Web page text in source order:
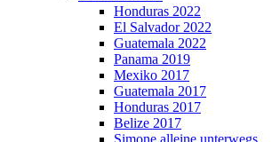
Honduras 2022
El Salvador 2022
Guatemala 2022
Panama 2019
Mexiko 2017
Guatemala 2017
Honduras 2017
Belize 2017